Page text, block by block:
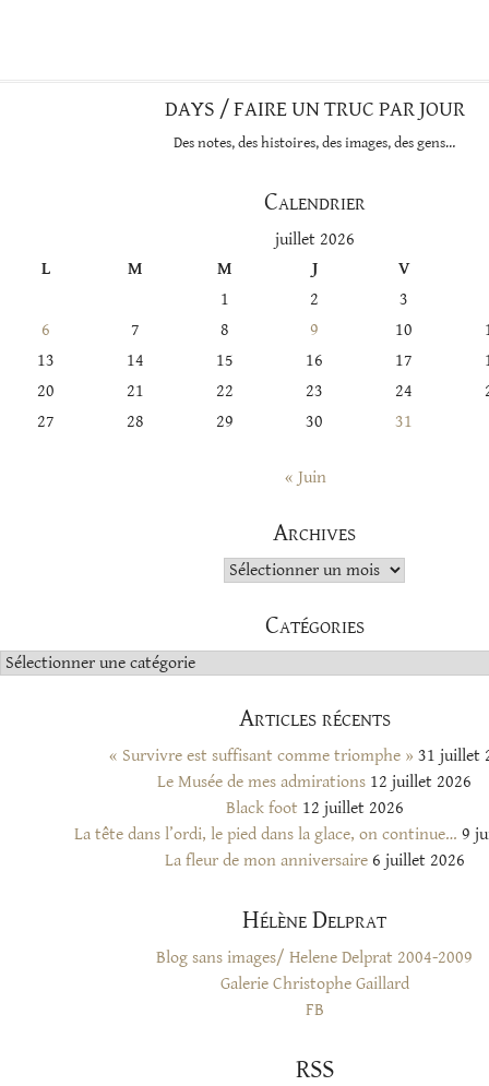
DAYS / FAIRE UN TRUC PAR JOUR
Des notes, des histoires, des images, des gens…
Calendrier
juillet 2026
L
M M J
V
1
2
3
6
7 8 9 10
13
14 15 16 17
20
21 22 23 24
27
28 29 30 31
« Juin
Archives
Archives
Catégories
Catégories
Articles récents
« Survivre est suffisant comme triomphe » 31 juillet
Le Musée de mes admirations 12 juillet 2026
Black foot 12 juillet 2026
La tête dans l’ordi, le pied dans la glace, on continue… 9
La fleur de mon anniversaire 6 juillet 2026
Hélène Delprat
Blog sans images/ Helene Delprat 2004-2009
Galerie Christophe Gaillard
FB
RSS